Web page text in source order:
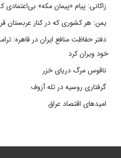
زاکانی: پیام «پیمان مکه»
یمن: هر کشوری که در کنار عربستان
دفتر حفاظت منافع ایران در قاهره:
خود ویران کرد
ناقوس مرگ دریای خزر
گرفتاری روسیه در تله آزوف
امیدهای اقتصاد عراق